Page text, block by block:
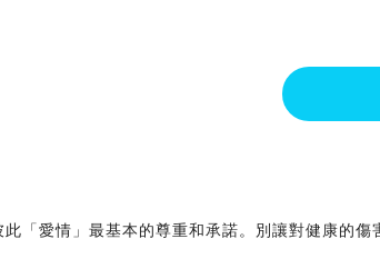
「愛情」最基本的尊重和承諾。別讓對健康的傷